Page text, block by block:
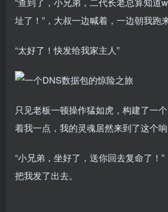
址了！”，大叔一边喊着，一边朝我跑来
“太好了！快发给我家主人”
只见老板一顿操作猛如虎，构建了一
着我一点，我的灵魂居然来到了这个响
“小兄弟，坐好了，送你回去复命了！”
把我发了出去。